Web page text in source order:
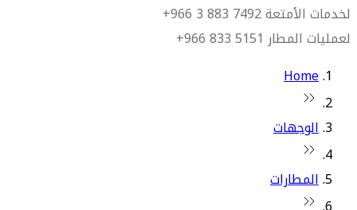
لخدمات الأمتعة 7492 883 3 966+
لعمليات المطار 5151 833 966+
Home
الوجهات
المطارات